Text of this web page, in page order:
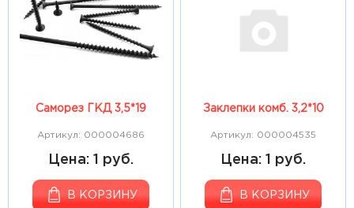
Саморез ГКД 3,5*19
Артикул: 000004686
Цена: 1 руб.
В КОРЗИНУ
Заклепки комб. 3,2*10
Артикул: 000004535
Цена: 1 руб.
В КОРЗИНУ